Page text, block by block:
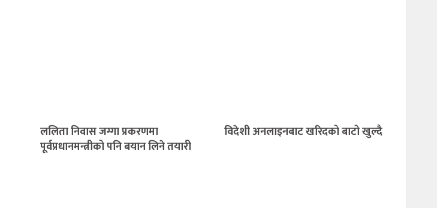
ललिता निवास जग्गा प्रकरणमा
पूर्वप्रधानमन्त्रीको पनि बयान लिने तयारी
विदेशी अनलाइनबाट खरिदको बाटो खुल्दै